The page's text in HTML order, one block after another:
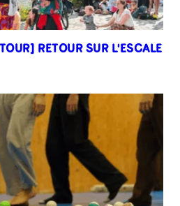
RETOUR SUR L'ESCALE